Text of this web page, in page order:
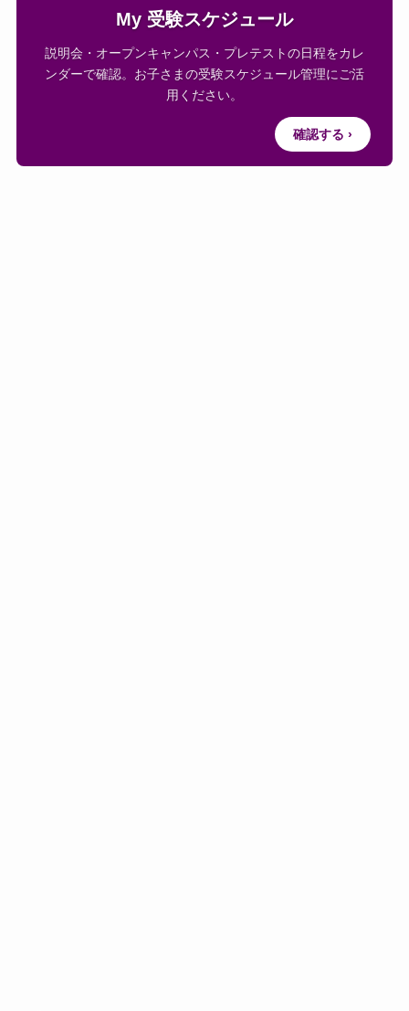
My 受験スケジュール
説明会・オープンキャンパス・プレテストの日程をカレ
ンダーで確認。お子さまの受験スケジュール管理にご活
用ください。
確認する ›